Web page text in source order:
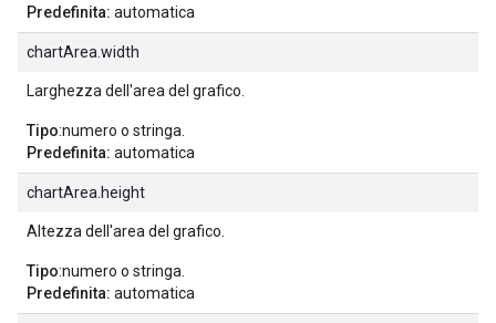
Predefinita: automatica
chartArea.width
Larghezza dell'area del grafico.
Tipo:numero o stringa.
Predefinita: automatica
chartArea.height
Altezza dell'area del grafico.
Tipo:numero o stringa.
Predefinita: automatica